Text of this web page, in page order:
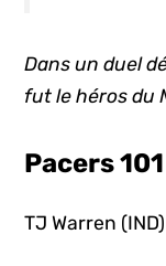
Dans un duel
fut le héros du
Pacers
TJ Warren